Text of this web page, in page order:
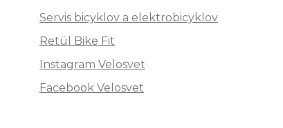
Servis bicyklov a elektrobicyklov
Retül Bike Fit
Instagram Velosvet
Facebook Velosvet